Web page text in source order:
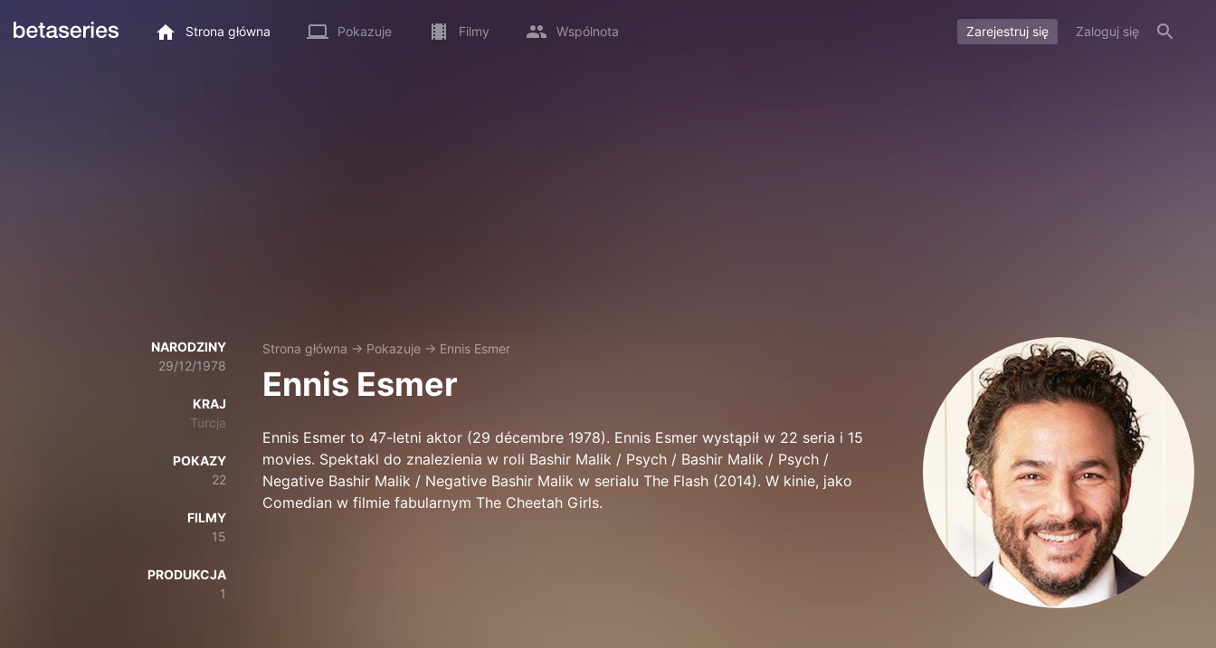
Strona główna Pokazuje Filmy Wspólnota Zarejestruj się Zaloguj się
NARODZINY
29/12/1978
KRAJ
Turcja
POKAZY
22
FILMY
15
PRODUKCJA
1
Strona główna → Pokazuje → Ennis Esmer
Ennis Esmer
Ennis Esmer to 47-letni aktor (29 décembre 1978). Ennis Esmer wystąpił w 22 seria i 15
movies. Spektakl do znalezienia w roli Bashir Malik / Psych / Bashir Malik / Psych /
Negative Bashir Malik / Negative Bashir Malik w serialu The Flash (2014). W kinie, jako
Comedian w filmie fabularnym The Cheetah Girls.